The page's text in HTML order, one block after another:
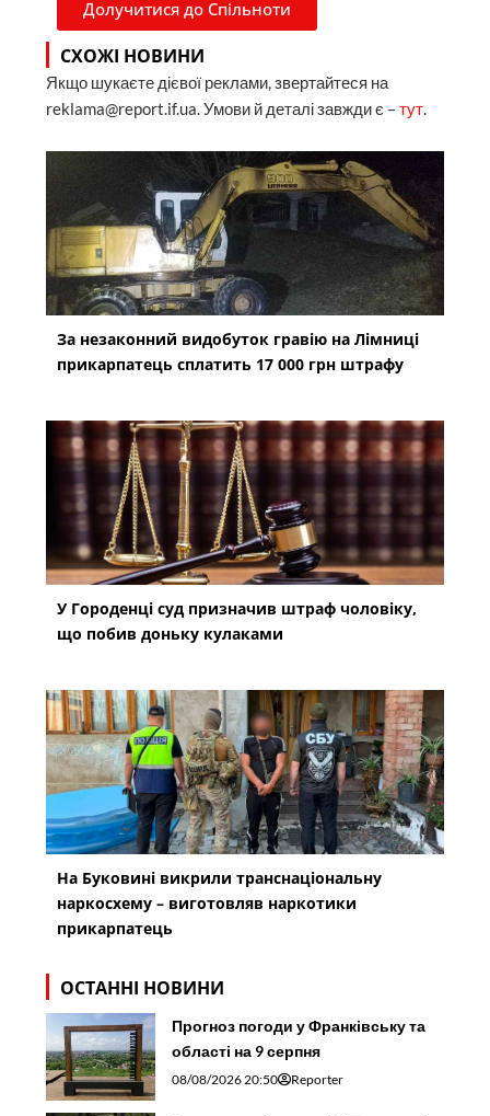
Долучитися до Спільноти
СХОЖІ НОВИНИ
Якщо шукаєте дієвої реклами, звертайтеся на
reklama@report.if.ua. Умови й деталі завжди є –тут.
За незаконний видобуток гравію на Лімниці
прикарпатець сплатить 17 000 грн штрафу
У Городенці суд призначив штраф чоловіку,
що побив доньку кулаками
На Буковині викрили транснаціональну
наркосхему – виготовляв наркотики
прикарпатець
ОСТАННІ НОВИНИ
Прогноз погоди у Франківську та
області на 9 серпня
08/08/2026 20:50 Reporter